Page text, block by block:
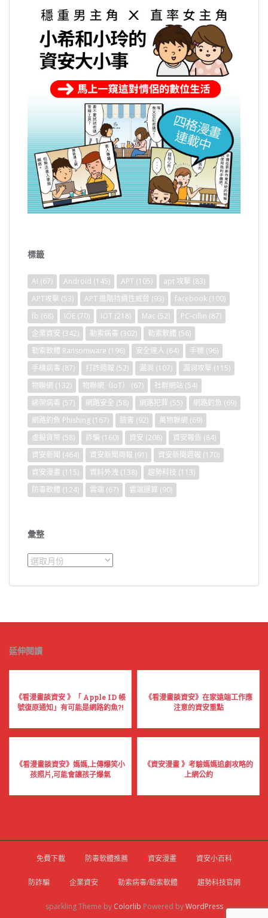
標籤
AI (67) Android (145) APT (105) apt 攻擊 (83)
APT攻擊 (53) APT 進階持續性威脅 (93) facebook (100)
fb (68) IOE (70) IOT (218) Mac (52) PC-cillin (87)
企業資安 (342) 勒索病毒 (302) 勒索軟體 (56)
勒索軟體 Ransomware (196) 安全達人 (64) 手機 (96)
手機病毒 (87) 打詐週報 (52) 漏洞 (107) 漏洞攻擊 (115)
物聯網 (132) 物聯網（IoT） (67) 社群網站 (54)
綁架病毒 (57) 網路安全 (58) 網路犯罪 (55) 網路釣魚 (69)
網路釣魚 Phishing (167) 臉書 (92) 萬物聯網 (69)
虛擬貨幣 (58) 詐騙 (160) 資安 (208) 資安報告 (84)
資安新聞 (464) 資安新聞周報 (91) 資安新聞週報 (170)
資安漫畫 (115) 資料外洩 (138) 趨勢科技 (113)
防毒軟體 (124) 雲端 (67) 雲端運算 (90)
彙整
彙
延伸閱讀
《看漫畫談資安 》「 Apple ID 帳
號復原通知」有可能是網路釣魚?!
《看漫畫談資安》在家遠端工作應
注意的資安重點
《看漫畫談資安》媽媽,上傳爆笑小
孩照片,可能會讓孩子爆氣
《資安漫畫 》考驗媽媽追劇攻略的
上網公約
免費下載 防毒軟體推薦 資安漫畫 資安小百科
防詐騙 企業資安 勒索病毒/勒索軟體 趨勢科技官網
sparkling Theme by Colorlib Powered byWordPress